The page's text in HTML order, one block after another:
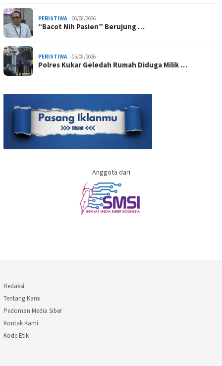
PERISTIWA 06/08/2026
“Bacot Nih Pasien” Berujung …
PERISTIWA 05/08/2026
Polres Kukar Geledah Rumah Diduga Milik …
Anggota dari
Redaksi
Tentang Kami
Pedoman Media Siber
Kontak Kami
Kode Etik